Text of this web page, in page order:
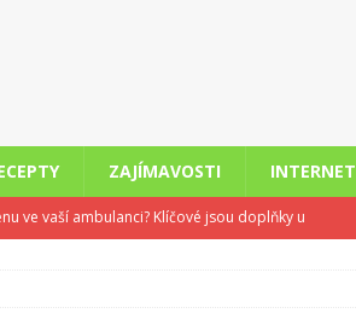
ZAJÍMAVOSTI INTERNET
ve vaší ambulanci? Klíčové jsou doplňky u